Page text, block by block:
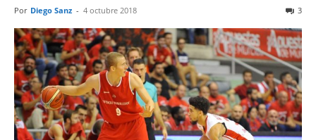
Por Diego Sanz - 4 octubre 2018 3